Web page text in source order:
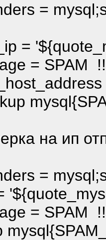
=
=
= SPAM
на ип
=
= SPAM